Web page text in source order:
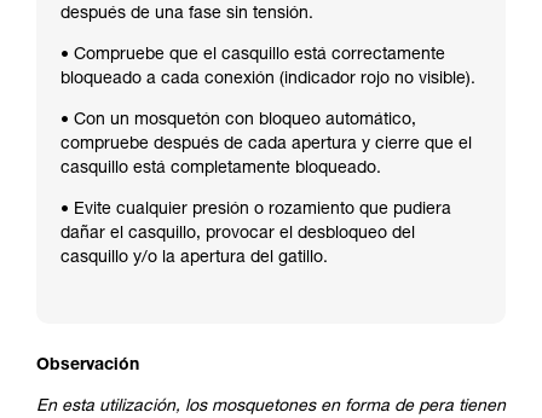
después de una fase sin tensión.
• Compruebe que el casquillo está correctamente
bloqueado a cada conexión (indicador rojo no visible).
• Con un mosquetón con bloqueo automático,
compruebe después de cada apertura y cierre que el
casquillo está completamente bloqueado.
• Evite cualquier presión o rozamiento que pudiera
dañar el casquillo, provocar el desbloqueo del
casquillo y/o la apertura del gatillo.
Observación
En esta utilización, los mosquetones en forma de pera tienen